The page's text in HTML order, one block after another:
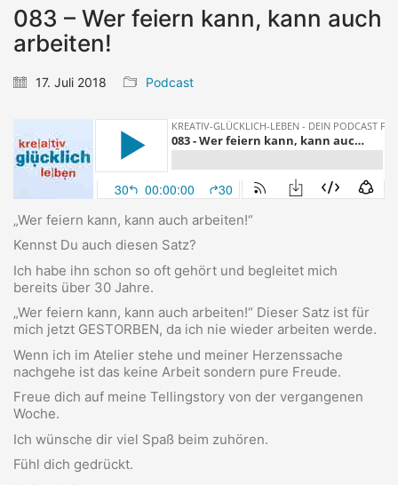
083 – Wer feiern kann, kann auch
arbeiten!
17. Juli 2018 Podcast
„Wer feiern kann, kann auch arbeiten!“
Kennst Du auch diesen Satz?
Ich habe ihn schon so oft gehört und begleitet mich
bereits über 30 Jahre.
„Wer feiern kann, kann auch arbeiten!“ Dieser Satz ist für
mich jetzt GESTORBEN, da ich nie wieder arbeiten werde.
Wenn ich im Atelier stehe und meiner Herzenssache
nachgehe ist das keine Arbeit sondern pure Freude.
Freue dich auf meine Tellingstory von der vergangenen
Woche.
Ich wünsche dir viel Spaß beim zuhören.
Fühl dich gedrückt.